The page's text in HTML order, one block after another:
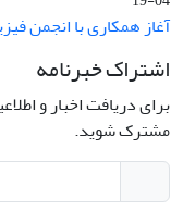
آغاز همکاری با انجمن
اشتراک خبرنامه
برای دریافت اخبار و
مشترک شوید.